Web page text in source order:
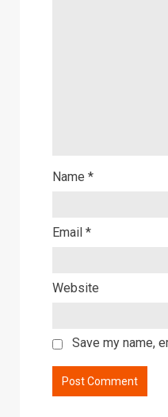
Name *
Email *
Website
Save my name,